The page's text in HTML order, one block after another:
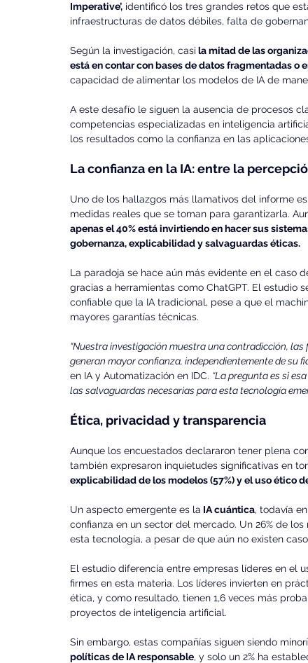
Imperative’, identificó los tres grandes retos que
infraestructuras de datos débiles, falta de
Según la investigación, casi la mitad de las
está en contar con bases de datos fragmentadas o
capacidad de alimentar los modelos de IA de
A este desafío le siguen la ausencia de procesos
competencias especializadas en inteligencia
los resultados como la confianza en las
La confianza en la IA: entre la
Uno de los hallazgos más llamativos del informe
medidas reales que se toman para garantizarla.
apenas el 40% está invirtiendo en hacer sus
gobernanza, explicabilidad y salvaguardas éticas.
La paradoja se hace aún más evidente en el caso
gracias a herramientas como ChatGPT. El estudio
confiable que la IA tradicional, pese a que el
mayores garantías técnicas.
“Nuestra investigación muestra una contradicción,
generan mayor confianza, independientemente de su
en IA y Automatización en IDC. “La pregunta es si
las salvaguardas necesarias para esta tecnología
Ética, privacidad y transparencia
Aunque los encuestados declararon tener plena
también expresaron inquietudes significativas en
explicabilidad de los modelos (57%) y el uso ético
Un aspecto emergente es la IA cuántica, todavía
confianza en un sector del mercado. Un 26% de
esta tecnología, a pesar de que aún no existen
El estudio diferencia entre empresas líderes en el
firmes en esta materia. Los líderes invierten en
ética, y como resultado, tienen 1,6 veces más
proyectos de inteligencia artificial.
Sin embargo, estas compañías siguen siendo
políticas de IA responsable, y solo un 2% ha